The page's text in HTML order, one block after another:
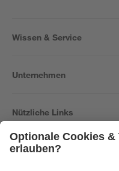
Wissen & Service
Unternehmen
Nützliche Links